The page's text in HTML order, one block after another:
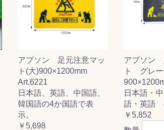
アプソン 足元注意マッ
ト(大)900×1200mm
Art.6221
日本語、英語、中国語、
韓国語の4か国語で表
示。
￥5,698
アプソン
ト グレ
日本語・
語・英語
￥5,852